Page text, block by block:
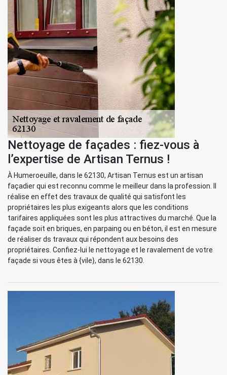
Nettoyage de façades : fiez-vous à
l’expertise de Artisan Ternus !
À Humeroeuille, dans le 62130, Artisan Ternus est un artisan
façadier qui est reconnu comme le meilleur dans la profession. Il
réalise en effet des travaux de qualité qui satisfont les
propriétaires les plus exigeants alors que les conditions
tarifaires appliquées sont les plus attractives du marché. Que la
façade soit en briques, en parpaing ou en béton, il est en mesure
de réaliser ds travaux qui répondent aux besoins des
propriétaires. Confiez-lui le nettoyage et le ravalement de votre
façade si vous êtes à {vile}, dans le 62130.